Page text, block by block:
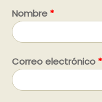
Nombre *
Correo electrónico *